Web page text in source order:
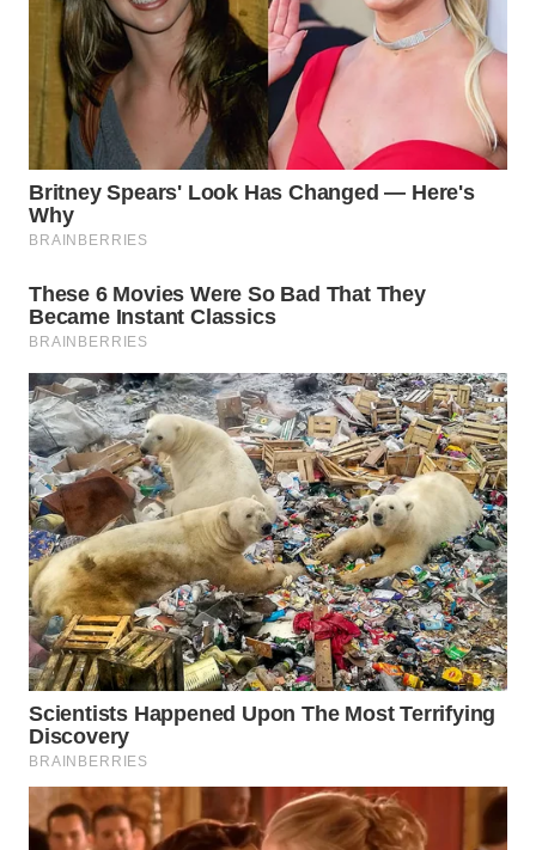
WN
TAPANULI
UTARA
WN
SAMOSIR
WN
PADANG
WN
WN
CIANJUR
WN
KEPULAUAN
SERIBU
WN
TANGERANG
WN
BINJAI
WN
CIREBON